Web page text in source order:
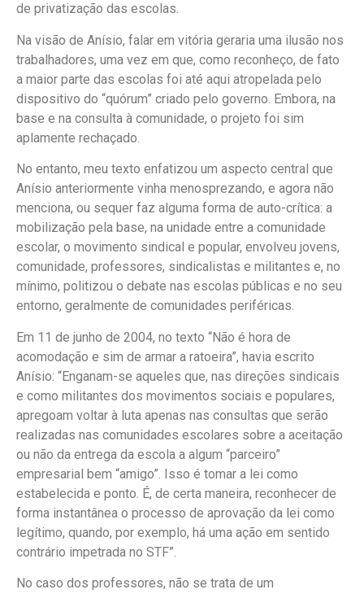
de privatização das escolas.
Na visão de Anísio, falar em vitória geraria uma ilusão nos
trabalhadores, uma vez em que, como reconheço, de fato
a maior parte das escolas foi até aqui atropelada pelo
dispositivo do “quórum” criado pelo governo. Embora, na
base e na consulta à comunidade, o projeto foi sim
aplamente rechaçado.
No entanto, meu texto enfatizou um aspecto central que
Anísio anteriormente vinha menosprezando, e agora não
menciona, ou sequer faz alguma forma de auto-crítica: a
mobilização pela base, na unidade entre a comunidade
escolar, o movimento sindical e popular, envolveu jovens,
comunidade, professores, sindicalistas e militantes e, no
mínimo, politizou o debate nas escolas públicas e no seu
entorno, geralmente de comunidades periféricas.
Em 11 de junho de 2004, no texto “Não é hora de
acomodação e sim de armar a ratoeira”, havia escrito
Anísio: “Enganam-se aqueles que, nas direções sindicais
e como militantes dos movimentos sociais e populares,
apregoam voltar à luta apenas nas consultas que serão
realizadas nas comunidades escolares sobre a aceitação
ou não da entrega da escola a algum “parceiro”
empresarial bem “amigo”. Isso é tomar a lei como
estabelecida e ponto. É, de certa maneira, reconhecer de
forma instantânea o processo de aprovação da lei como
legítimo, quando, por exemplo, há uma ação em sentido
contrário impetrada no STF”.
No caso dos professores, não se trata de um